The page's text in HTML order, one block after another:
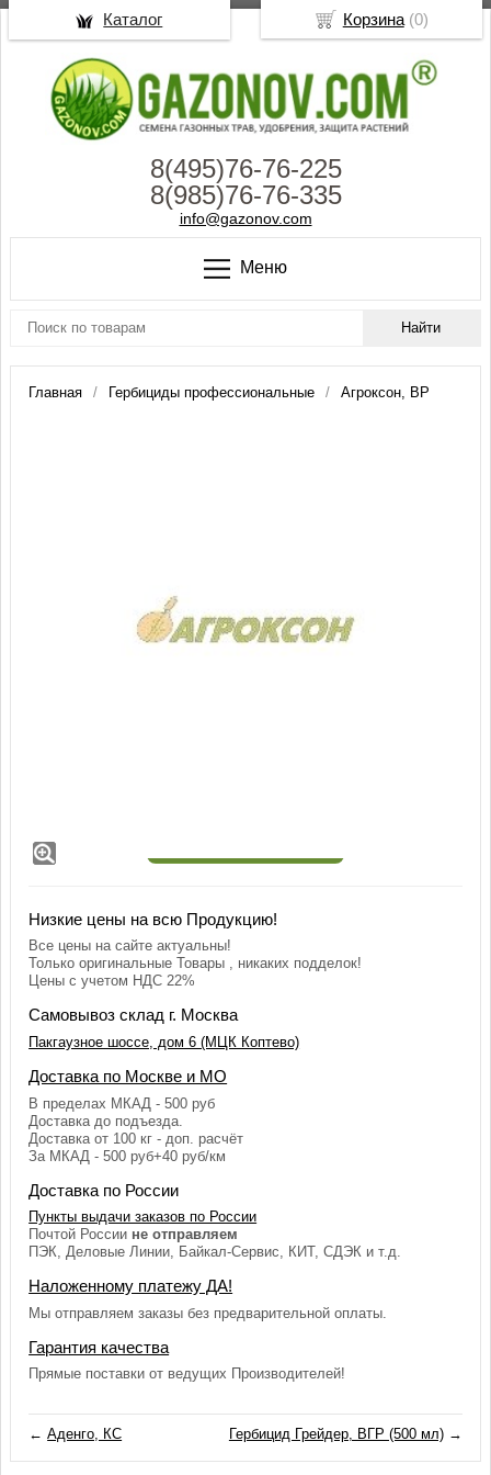
8(495)76-76-225
8(985)76-76-335
info@gazonov.com
Меню
Главная Гербициды профессиональные Агроксон, ВР
Низкие цены на всю Продукцию!
Все цены на сайте актуальны!
Только оригинальные Товары , никаких подделок!
Цены с учетом НДС 22%
Самовывоз склад г. Москва
Пакгаузное шоссе, дом 6 (МЦК Коптево)
Доставка по Москве и МО
В пределах МКАД - 500 руб
Доставка до подъезда.
Доставка от 100 кг - доп. расчёт
За МКАД - 500 руб+40 руб/км
Доставка по России
Пункты выдачи заказов по России
Почтой России не отправляем
ПЭК, Деловые Линии, Байкал-Сервис, КИТ, СДЭК и т.д.
Наложенному платежу ДА!
Мы отправляем заказы без предварительной оплаты.
Гарантия качества
Прямые поставки от ведущих Производителей!
←Аденго, КС Гербицид Грейдер, ВГР (500 мл)→
Корзина(0)
Каталог